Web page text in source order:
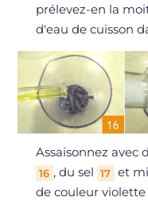
prélevez-en la
d'eau de cuisson
Assaisonnez avec
16 , du sel 17 et
de couleur violette